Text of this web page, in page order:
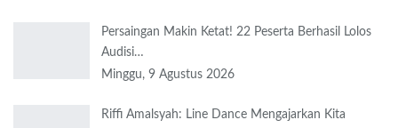
Persaingan Makin Ketat! 22 Peserta Berhasil Lolos
Audisi…
Minggu, 9 Agustus 2026
Riffi Amalsyah: Line Dance Mengajarkan Kita